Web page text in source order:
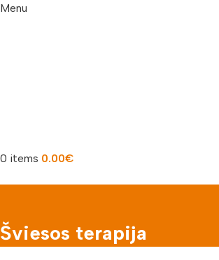
Menu
0 items 0.00€
Šviesos terapija